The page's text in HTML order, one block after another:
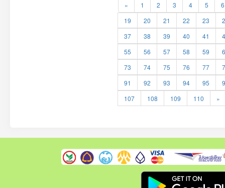
« 1 2 3 4 5
6
19
20 21 22 23
37
38 39 40 41
55
56 57 58 59
73
74 75 76 77
91
92 93 94 95
107
108 109 110 »